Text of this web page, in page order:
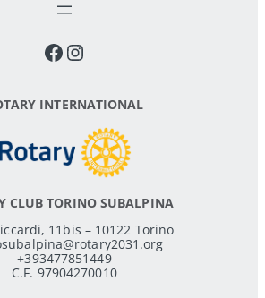
Facebook Instagram
INTERNATIONAL
CLUB TORINO SUBALPINA
11bis – 10122 Torino
+393477851449
C.F. 97904270010